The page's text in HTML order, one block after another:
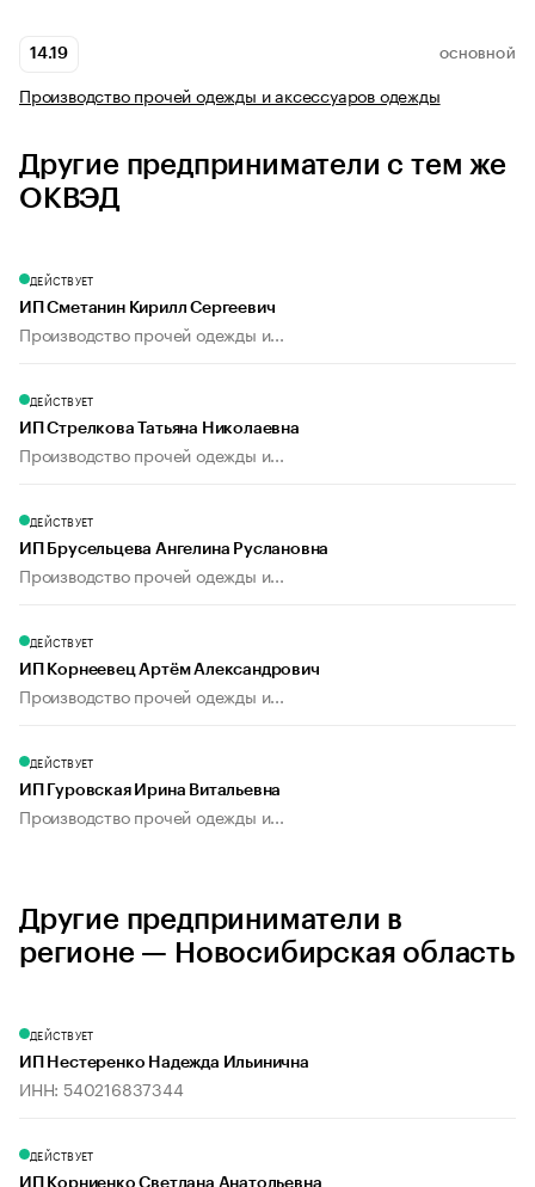
14.19 ОСНОВНОЙ
Производство прочей одежды и аксессуаров одежды
Другие предприниматели с тем же
ОКВЭД
ДЕЙСТВУЕТ
ИП Сметанин Кирилл Сергеевич
Производство прочей одежды и...
ДЕЙСТВУЕТ
ИП Стрелкова Татьяна Николаевна
Производство прочей одежды и...
ДЕЙСТВУЕТ
ИП Брусельцева Ангелина Руслановна
Производство прочей одежды и...
ДЕЙСТВУЕТ
ИП Корнеевец Артём Александрович
Производство прочей одежды и...
ДЕЙСТВУЕТ
ИП Гуровская Ирина Витальевна
Производство прочей одежды и...
Другие предприниматели в
регионе — Новосибирская область
ДЕЙСТВУЕТ
ИП Нестеренко Надежда Ильинична
ИНН: 540216837344
ДЕЙСТВУЕТ